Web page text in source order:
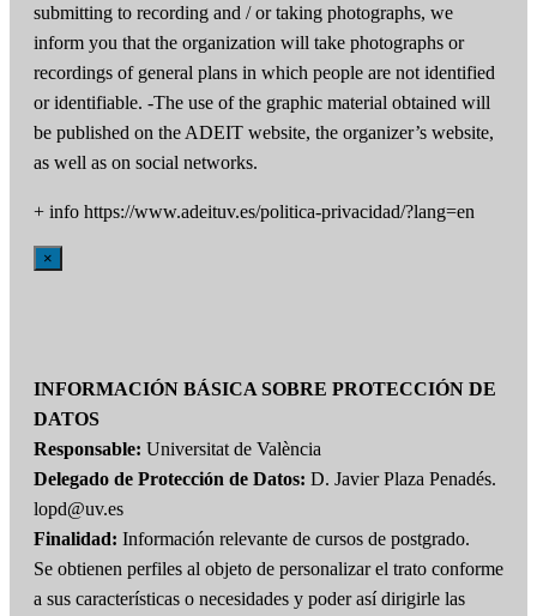
submitting to recording and / or taking photographs, we
inform you that the organization will take photographs or
recordings of general plans in which people are not identified
or identifiable. -The use of the graphic material obtained will
be published on the ADEIT website, the organizer’s website,
as well as on social networks.
+ info https://www.adeituv.es/politica-privacidad/?lang=en
×
INFORMACIÓN BÁSICA SOBRE PROTECCIÓN DE
DATOS
Responsable: Universitat de València
Delegado de Protección de Datos: D. Javier Plaza Penadés.
lopd@uv.es
Finalidad: Información relevante de cursos de postgrado.
Se obtienen perfiles al objeto de personalizar el trato conforme
a sus características o necesidades y poder así dirigirle las